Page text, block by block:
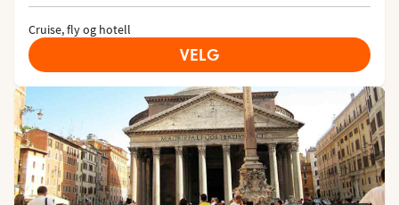
Cruise, fly og hotell
VELG